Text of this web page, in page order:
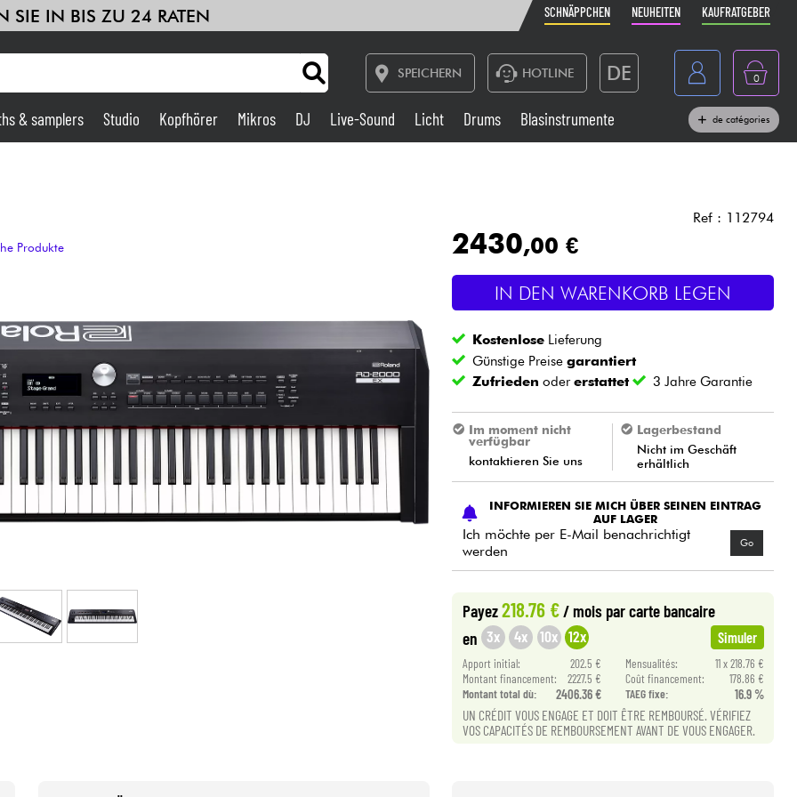
SIE IN BIS ZU 24 RATEN SCHNÄPPCHEN NEUHEITEN KAUFRATGEBER
SPEICHERN HOTLINE DE
Belgique
Nederland
0
Live-Sound
Blasinstrumente
Kinder Kabel & Zubehöre
Bundle
Sehen Sie sich unsere Marken an
& samplers Studio Kopfhörer Mikros DJ Live-Sound Licht Drums Blasinstrumente de catégories
Produkte
Ref : 112794
2430,00 €
IN DEN WARENKORB LEGEN
Kostenlose Lieferung
Günstige Preisegarantiert
Zufrieden odererstattet 3 Jahre Garantie
Im moment nicht
verfügbar
kontaktieren Sie uns
Lagerbestand
Nicht im Geschäft
erhältlich
INFORMIEREN SIE MICH ÜBER SEINEN EINTRAG
AUF LAGER
Ich möchte per E-Mail benachrichtigt
werden
Go
Payez218.76 €/ mois par carte bancaire
en 3x 4x 10x 12x Simuler
Apport initial: 202.5 € Mensualités:
11 x 218.76 €
Montant financement:
2227.5 € Coût financement:
178.86 €
Montant total dù:
2406.36 € TAEG fixe: 16.9 %
UN CRÉDIT VOUS ENGAGE ET DOIT ÊTRE REMBOURSÉ. VÉRIFIEZ
VOS CAPACITÉS DE REMBOURSEMENT AVANT DE VOUS ENGAGER.